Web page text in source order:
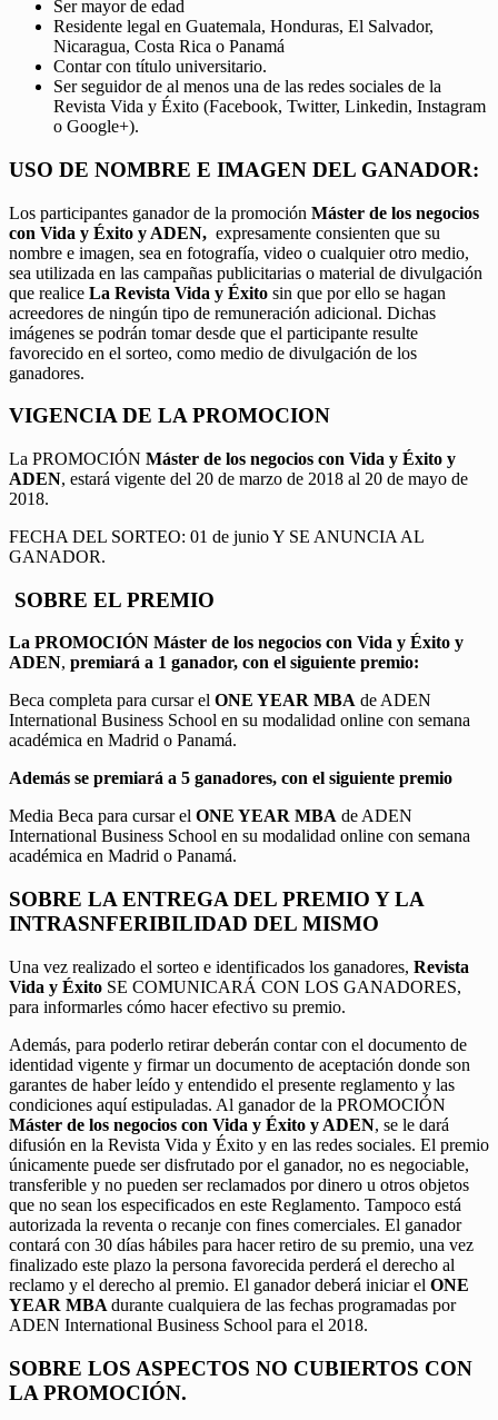
Ser mayor de edad
Residente legal en Guatemala, Honduras, El Salvador,
Nicaragua, Costa Rica o Panamá
Contar con título universitario.
Ser seguidor de al menos una de las redes sociales de la
Revista Vida y Éxito (Facebook, Twitter, Linkedin, Instagram
o Google+).
USO DE NOMBRE E IMAGEN DEL GANADOR:
Los participantes ganador de la promoción Máster de los negocios
con Vida y Éxito y ADEN, expresamente consienten que su
nombre e imagen, sea en fotografía, video o cualquier otro medio,
sea utilizada en las campañas publicitarias o material de divulgación
que realice La Revista Vida y Éxito sin que por ello se hagan
acreedores de ningún tipo de remuneración adicional. Dichas
imágenes se podrán tomar desde que el participante resulte
favorecido en el sorteo, como medio de divulgación de los
ganadores.
VIGENCIA DE LA PROMOCION
La PROMOCIÓN Máster de los negocios con Vida y Éxito y
ADEN, estará vigente del 20 de marzo de 2018 al 20 de mayo de
2018.
FECHA DEL SORTEO: 01 de junio Y SE ANUNCIA AL
GANADOR.
SOBRE EL PREMIO
La PROMOCIÓN Máster de los negocios con Vida y Éxito y
ADEN, premiará a 1 ganador, con el siguiente premio:
Beca completa para cursar el ONE YEAR MBA de ADEN
International Business School en su modalidad online con semana
académica en Madrid o Panamá.
Además se premiará a 5 ganadores, con el siguiente premio
Media Beca para cursar el ONE YEAR MBA de ADEN
International Business School en su modalidad online con semana
académica en Madrid o Panamá.
SOBRE LA ENTREGA DEL PREMIO Y LA
INTRASNFERIBILIDAD DEL MISMO
Una vez realizado el sorteo e identificados los ganadores, Revista
Vida y Éxito SE COMUNICARÁ CON LOS GANADORES,
para informarles cómo hacer efectivo su premio.
Además, para poderlo retirar deberán contar con el documento de
identidad vigente y firmar un documento de aceptación donde son
garantes de haber leído y entendido el presente reglamento y las
condiciones aquí estipuladas. Al ganador de la PROMOCIÓN
Máster de los negocios con Vida y Éxito y ADEN, se le dará
difusión en la Revista Vida y Éxito y en las redes sociales. El premio
únicamente puede ser disfrutado por el ganador, no es negociable,
transferible y no pueden ser reclamados por dinero u otros objetos
que no sean los especificados en este Reglamento. Tampoco está
autorizada la reventa o recanje con fines comerciales. El ganador
contará con 30 días hábiles para hacer retiro de su premio, una vez
finalizado este plazo la persona favorecida perderá el derecho al
reclamo y el derecho al premio. El ganador deberá iniciar el ONE
YEAR MBA durante cualquiera de las fechas programadas por
ADEN International Business School para el 2018.
SOBRE LOS ASPECTOS NO CUBIERTOS CON
LA PROMOCIÓN.